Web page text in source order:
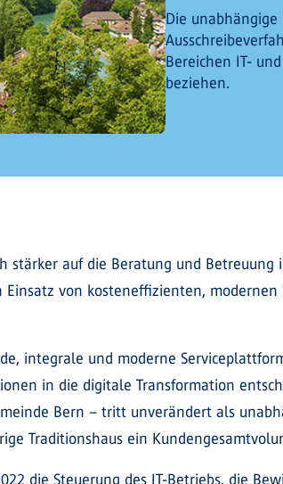
Die
Bereichen IT-
beziehen.
stärker auf die Beratung und
von kosteneffizienten,
integrale und moderne
in die digitale Transformation
Bern – tritt unverändert als
Traditionshaus ein
die Steuerung des IT-Betriebs, die